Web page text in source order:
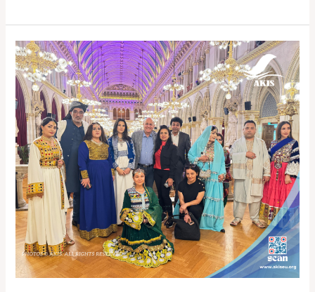
A
Powerful
Voice
from
Afghanistan
Echoes
Through
Vienna’s
Rathaus